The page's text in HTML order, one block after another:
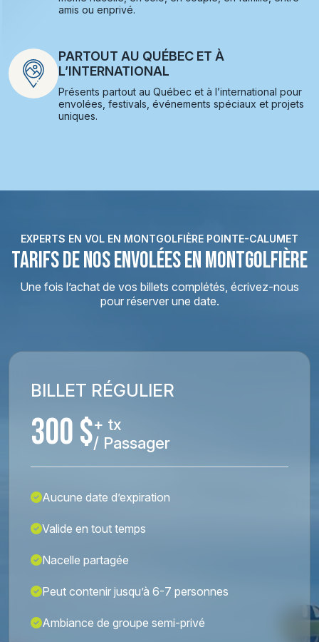
amis ou enprivé.
PARTOUT AU QUÉBEC ET À
L’INTERNATIONAL
Présents partout au Québec et à l’international pour
envolées, festivals, événements spéciaux et projets
uniques.
EXPERTS EN VOL EN MONTGOLFIÈRE POINTE-CALUMET
TARIFS DE NOS ENVOLÉES EN MONTGOLFIÈRE
Une fois l’achat de vos billets complétés, écrivez-nous
pour réserver une date.
BILLET RÉGULIER
300 $+ tx
/ Passager
Aucune date d’expiration
Valide en tout temps
Nacelle partagée
Peut contenir jusqu’à 6-7 personnes
Ambiance de groupe semi-privé